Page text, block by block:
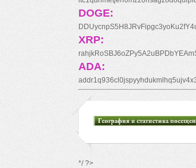
DOGE:
XRP:
ADA:
*/ ?>